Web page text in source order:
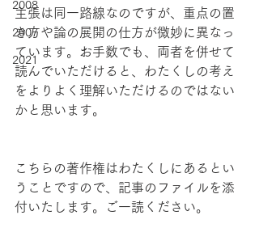
2008
2007
2021
主張は同一路線なのですが、重点の置
き方や論の展開の仕方が微妙に異なっ
ています。お手数でも、両者を併せて
読んでいただけると、わたくしの考え
をよりよく理解いただけるのではない
かと思います。
こちらの著作権はわたくしにあるとい
うことですので、記事のファイルを添
付いたします。ご一読ください。